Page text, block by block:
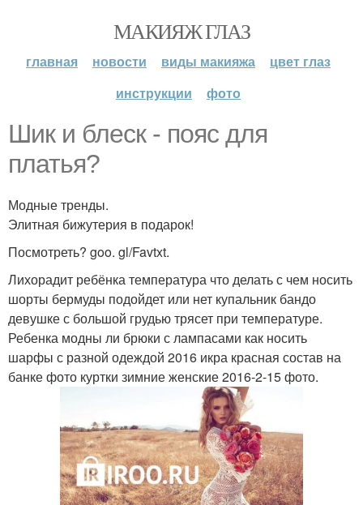
МАКИЯЖ ГЛАЗ
главная новости виды макияжа
цвет глаз
инструкции
фото
Шик и блеск - пояс для
платья?
Модные тренды.
Элитная бижутерия в подарок!
Посмотреть? goo. gl/Favtxt.
Лихорадит ребёнка температура что делать с чем носить
шорты бермуды подойдет или нет купальник бандо
девушке с большой грудью трясет при температуре.
Ребенка модны ли брюки с лампасами как носить
шарфы с разной одеждой 2016 икра красная состав на
банке фото куртки зимние женские 2016-2-15 фото.